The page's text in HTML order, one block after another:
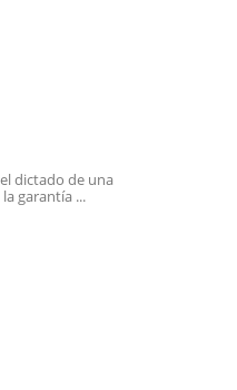
dictado de una
garantía ...